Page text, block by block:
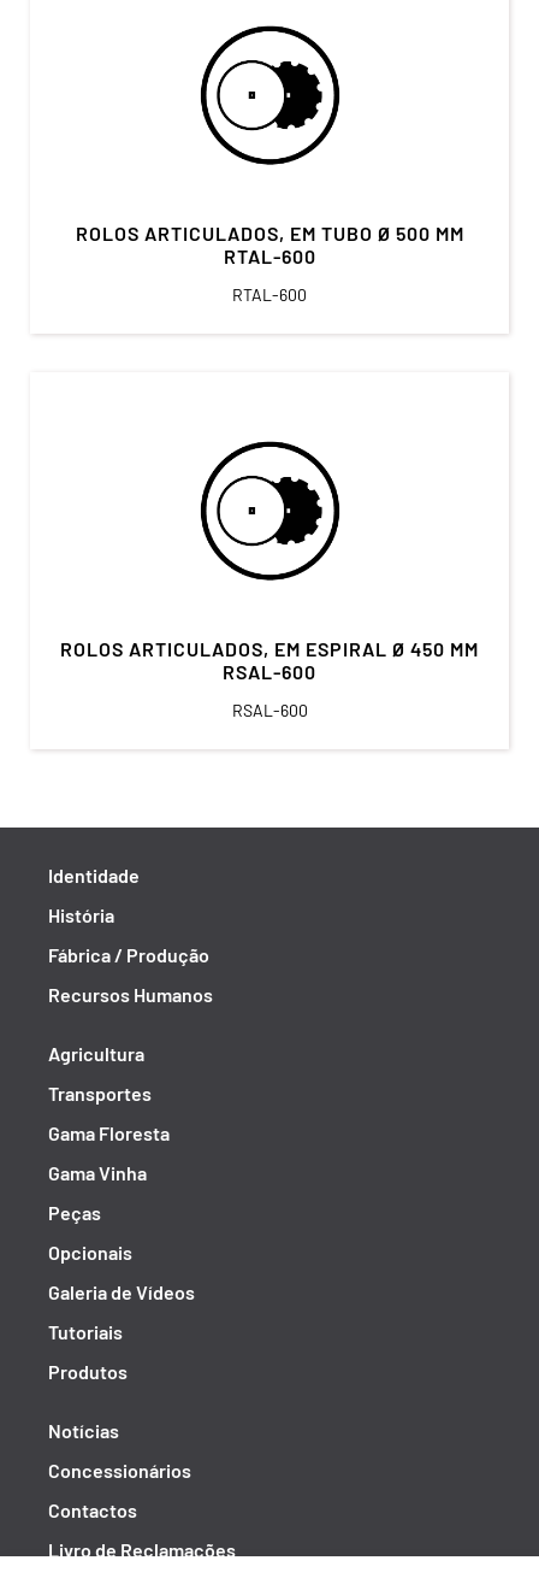
ROLOS ARTICULADOS, EM TUBO Ø 500 MM
RTAL-600
RTAL-600
ROLOS ARTICULADOS, EM ESPIRAL Ø 450 MM
RSAL-600
RSAL-600
Identidade
História
Fábrica / Produção
Recursos Humanos
Agricultura
Transportes
Gama Floresta
Gama Vinha
Peças
Opcionais
Galeria de Vídeos
Tutoriais
Produtos
Notícias
Concessionários
Contactos
Livro de Reclamações